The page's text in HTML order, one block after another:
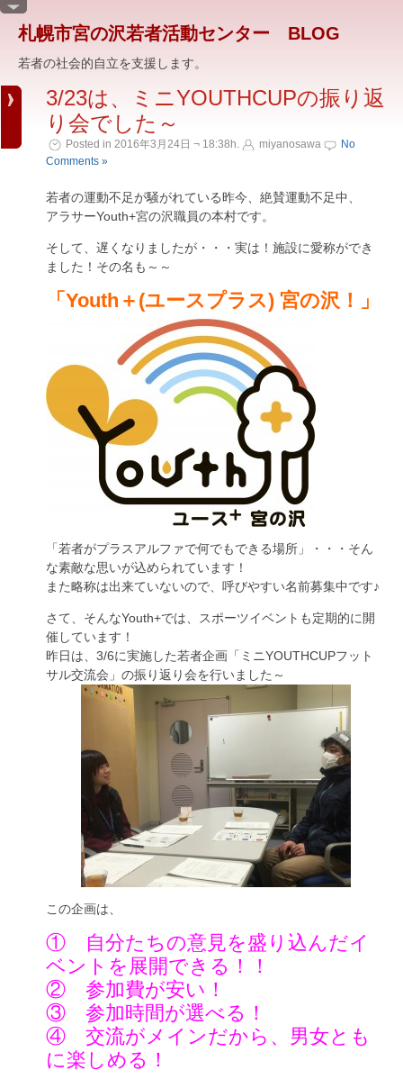
札幌市宮の沢若者活動センター BLOG
若者の社会的自立を支援します。
3/23は、ミニYOUTHCUPの振り返
り会でした～
Posted in 2016年3月24日 ¬ 18:38h. miyanosawa
No
Comments »
若者の運動不足が騒がれている昨今、絶賛運動不足中、
アラサーYouth+宮の沢職員の本村です。
そして、遅くなりましたが・・・実は！施設に愛称ができ
ました！その名も～～
「Youth＋(ユースプラス) 宮の沢！」
「若者がプラスアルファで何でもできる場所」・・・そん
な素敵な思いが込められています！
また略称は出来ていないので、呼びやすい名前募集中です♪
さて、そんなYouth+では、スポーツイベントも定期的に開
催しています！
昨日は、3/6に実施した若者企画「ミニYOUTHCUPフット
サル交流会」の振り返り会を行いました～
この企画は、
① 自分たちの意見を盛り込んだイ
ベントを展開できる！！
② 参加費が安い！
③ 参加時間が選べる！
④ 交流がメインだから、男女とも
に楽しめる！